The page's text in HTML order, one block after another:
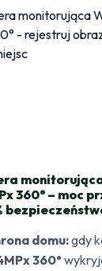
360° – moc
domu:gdy
360°